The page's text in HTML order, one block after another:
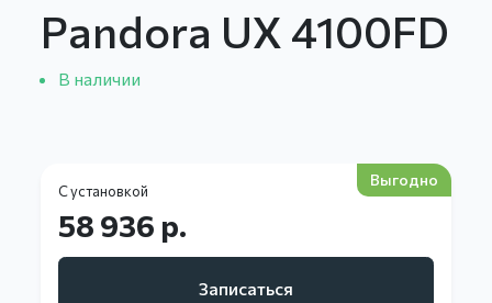
Pandora UX 4100FD
В наличии
С установкой
Выгодно
58 936 р.
Записаться